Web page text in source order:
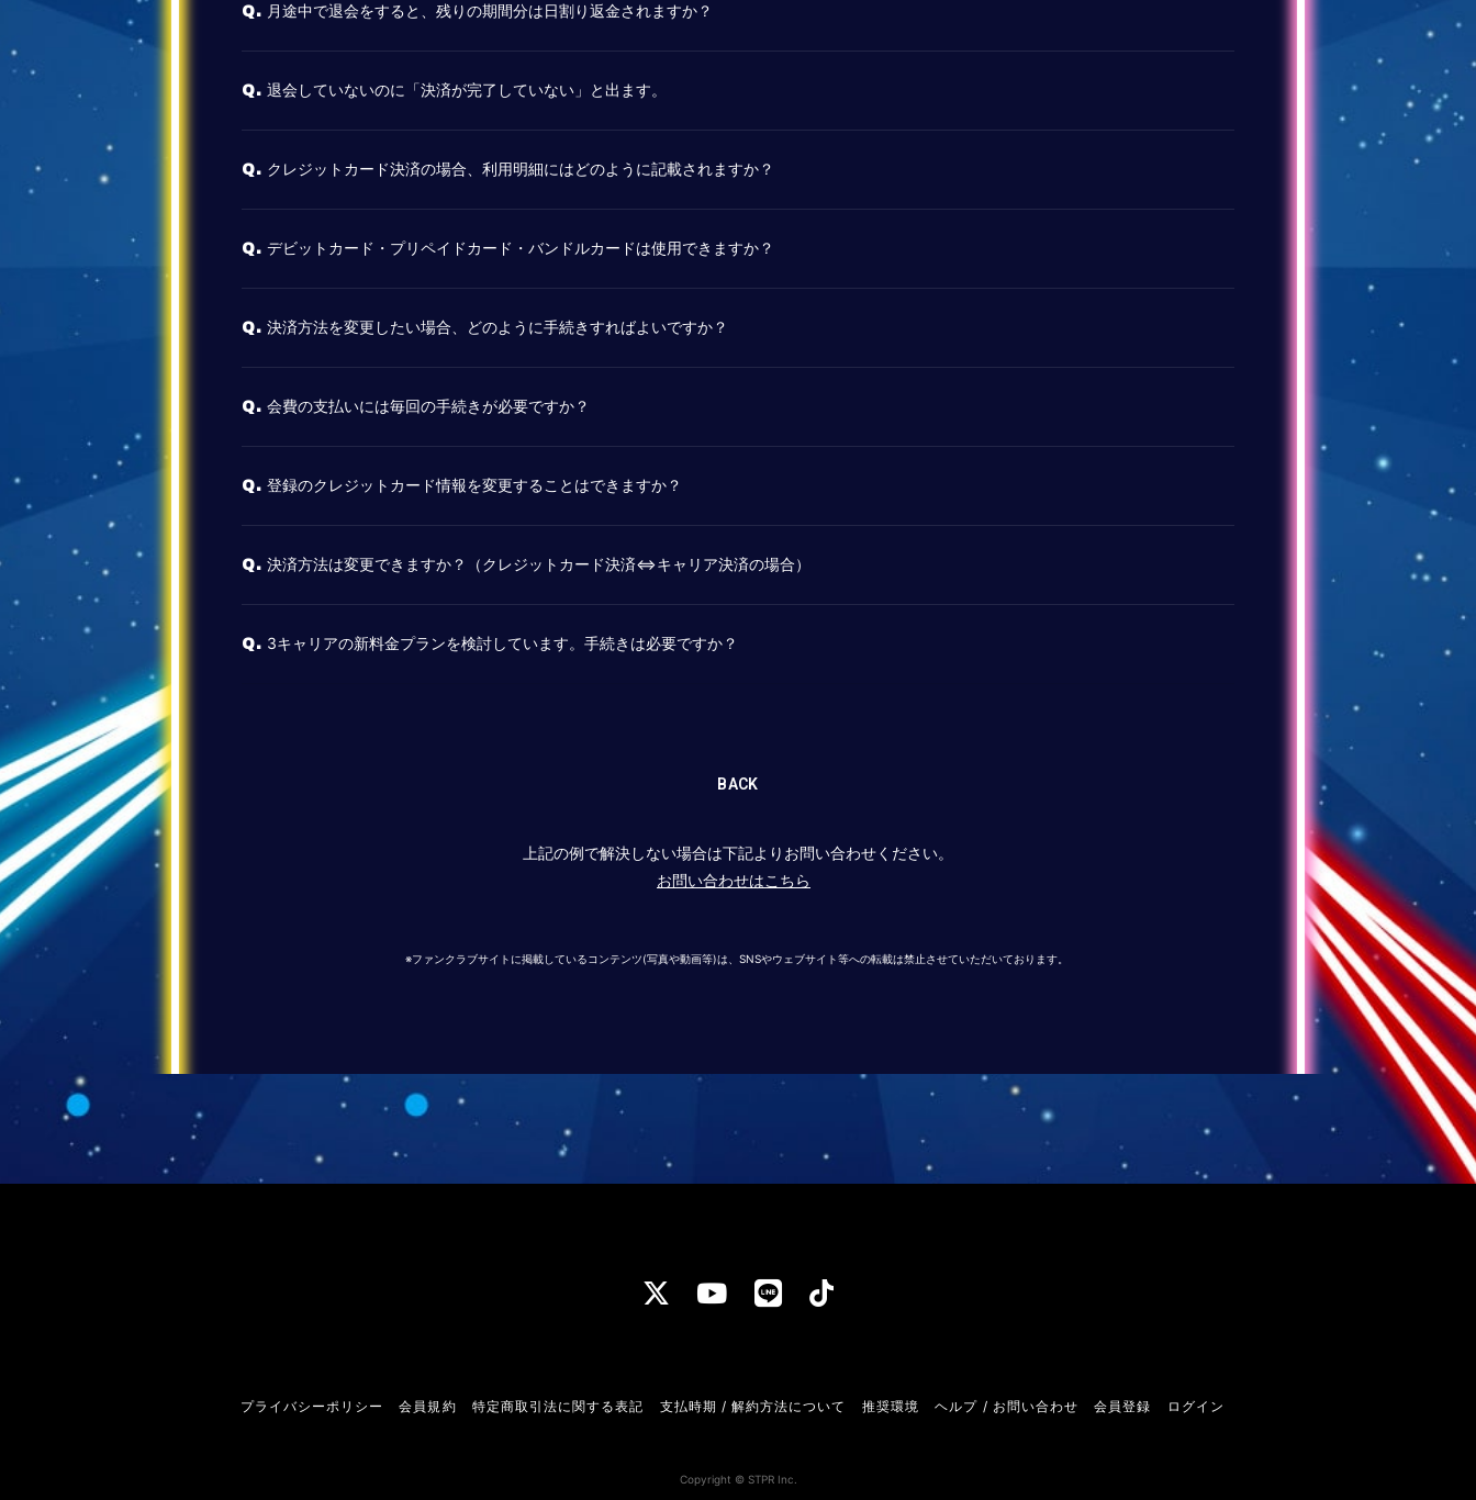
Q. 月途中で退会をすると、残りの期間分は日割り返金されますか？
Q. 退会していないのに「決済が完了していない」と出ます。
Q. クレジットカード決済の場合、利用明細にはどのように記載されますか？
Q. デビットカード・プリペイドカード・バンドルカードは使用できますか？
Q. 決済方法を変更したい場合、どのように手続きすればよいですか？
Q. 会費の支払いには毎回の手続きが必要ですか？
Q. 登録のクレジットカード情報を変更することはできますか？
Q. 決済方法は変更できますか？（クレジットカード決済⇔キャリア決済の場合）
Q. 3キャリアの新料金プランを検討しています。手続きは必要ですか？
BACK
上記の例で解決しない場合は下記よりお問い合わせください。
お問い合わせはこちら
※ファンクラブサイトに掲載しているコンテンツ(写真や動画等)は、SNSやウェブサイト等への転載は禁止させていただいております。
プライバシーポリシー 会員規約 特定商取引法に関する表記 支払時期 / 解約方法について 推奨環境 ヘルプ / お問い合わせ 会員登録 ログイン
Copyright © STPR Inc.